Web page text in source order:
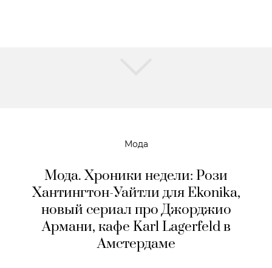
Мода
Мода. Хроники недели: Рози
Хантингтон-Уайтли для Ekonika,
новый сериал про Джорджио
Армани, кафе Karl Lagerfeld в
Амстердaме